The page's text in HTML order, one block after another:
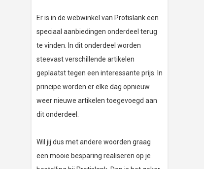
Er is in de webwinkel van Protislank een
speciaal aanbiedingen onderdeel terug
te vinden. In dit onderdeel worden
steevast verschillende artikelen
geplaatst tegen een interessante prijs. In
principe worden er elke dag opnieuw
weer nieuwe artikelen toegevoegd aan
dit onderdeel.
Wil jij dus met andere woorden graag
een mooie besparing realiseren op je